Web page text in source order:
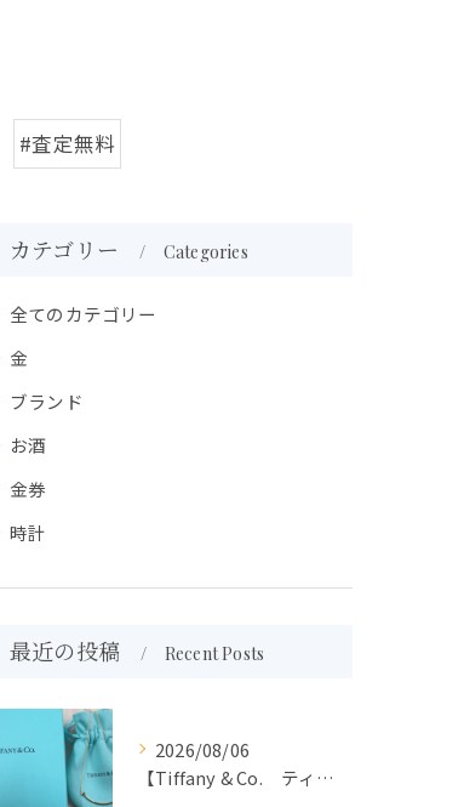
#査定無料
カテゴリー Categories
全てのカテゴリー
金
ブランド
お酒
金券
時計
最近の投稿 Recent Posts
2026/08/06
【Tiffany & Co. ティファニー】買取 大吉盛岡店 アクセサリー買取しました！！